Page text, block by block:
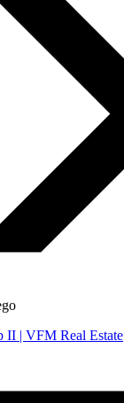
II | VFM Real Estate